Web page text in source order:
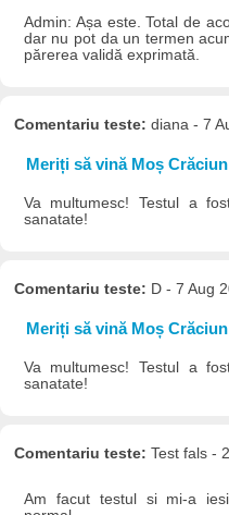
Admin: Așa este. Total de
dar nu pot da un termen
părerea validă exprimată.
Comentariu teste: diana - 7
Meriți să vină Moș
Va multumesc! Testul a
sanatate!
Comentariu teste: D - 7 Aug
Meriți să vină Moș
Va multumesc! Testul a
sanatate!
Comentariu teste: Test fals -
Am facut testul si mi-a